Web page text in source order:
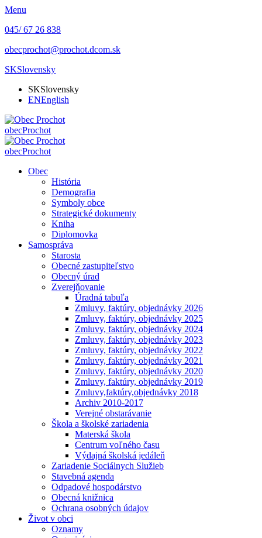
Menu
045/ 67 26 838
obecprochot@prochot.dcom.sk
SKSlovensky
SKSlovensky
ENEnglish
obecProchot
obecProchot
Obec
História
Demografia
Symboly obce
Strategické dokumenty
Kniha
Diplomovka
Samospráva
Starosta
Obecné zastupiteľstvo
Obecný úrad
Zverejňovanie
Úradná tabuľa
Zmluvy, faktúry, objednávky 2026
Zmluvy, faktúry, objednávky 2025
Zmluvy, faktúry, objednávky 2024
Zmluvy, faktúry, objednávky 2023
Zmluvy, faktúry, objednávky 2022
Zmluvy, faktúry, objednávky 2021
Zmluvy, faktúry, objednávky 2020
Zmluvy, faktúry, objednávky 2019
Zmluvy,faktúry,objednávky 2018
Archiv 2010-2017
Verejné obstarávanie
Škola a školské zariadenia
Materská škola
Centrum voľného času
Výdajná školská jedáleň
Zariadenie Sociálnych Služieb
Stavebná agenda
Odpadové hospodárstvo
Obecná knižnica
Ochrana osobných údajov
Život v obci
Oznamy